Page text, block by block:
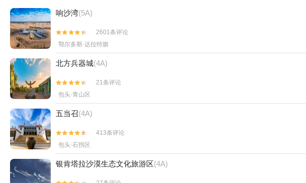
响沙湾(5A)


2601条评论
鄂尔多斯·达拉特旗
北方兵器城(4A)


21条评论
包头·青山区
五当召(4A)


413条评论
包头·石拐区
银肯塔拉沙漠生态文化旅游区(4A)